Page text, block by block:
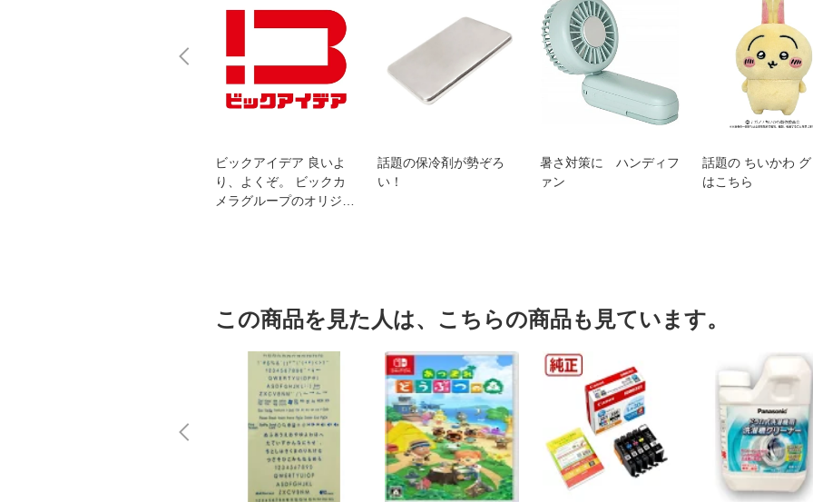
ビックアイデア 良いよ
り、よくぞ。 ビックカ
メラグループのオリジナ
話題の保冷剤が勢ぞろ
い！
暑さ対策に ハンディフ
ァン
話題の ちいかわ
はこちら
この商品を見た人は、こちらの商品も見ています。